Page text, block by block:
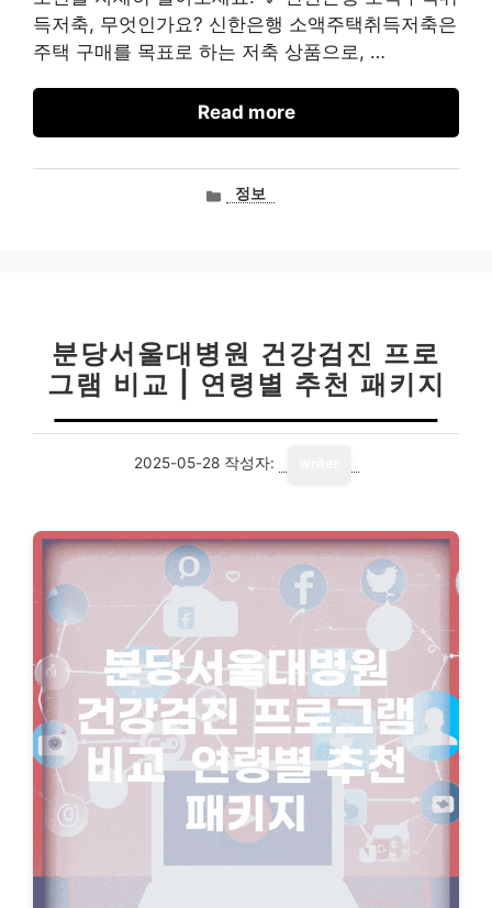
득저축, 무엇인가요? 신한은행 소액주택취득저축은
주택 구매를 목표로 하는 저축 상품으로, …
Read more
카정보
분당서울대병원 건강검진 프로
그램 비교 | 연령별 추천 패키지
2025-05-28 작성자: